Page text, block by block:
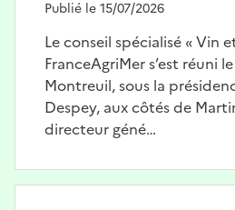
Publié le 15/07/2026
Le conseil spécialisé « Vin
FranceAgriMer s’est réuni
Montreuil, sous la
Despey, aux côtés de
directeur géné…